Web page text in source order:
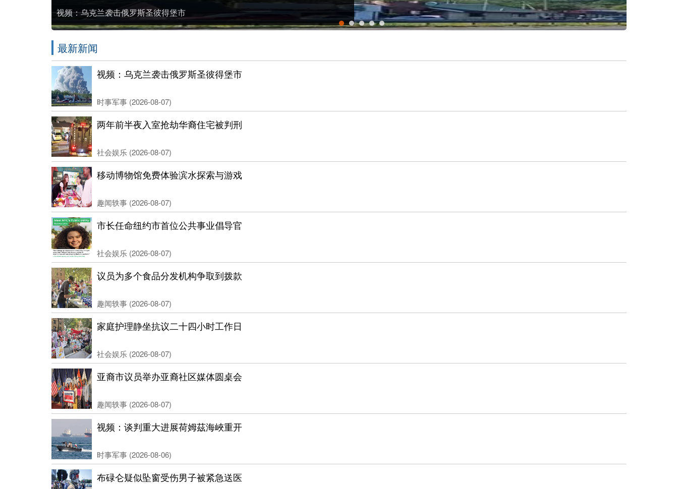
视频：乌克兰袭击俄罗斯圣彼得堡市
1 2 3 4 5
最新新闻
视频：乌克兰袭击俄罗斯圣彼得堡市
时事军事 (2026-08-07)
两年前半夜入室抢劫华裔住宅被判刑
社会娱乐 (2026-08-07)
移动博物馆免费体验滨水探索与游戏
趣闻轶事 (2026-08-07)
市长任命纽约市首位公共事业倡导官
社会娱乐 (2026-08-07)
议员为多个食品分发机构争取到拨款
趣闻轶事 (2026-08-07)
家庭护理静坐抗议二十四小时工作日
社会娱乐 (2026-08-07)
亚裔市议员举办亚裔社区媒体圆桌会
趣闻轶事 (2026-08-07)
视频：谈判重大进展荷姆茲海峽重开
时事军事 (2026-08-06)
布碌仑疑似坠窗受伤男子被紧急送医